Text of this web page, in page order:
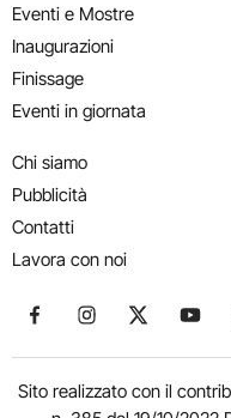
Eventi e Mostre
Inaugurazioni
Finissage
Eventi in giornata
Chi siamo
Pubblicità
Contatti
Lavora con noi
Seguici su Facebook
Seguici suSeguici su
Sito realizzato con il